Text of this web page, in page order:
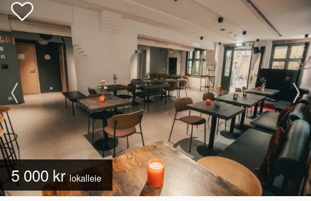
5 000 krlokalleie